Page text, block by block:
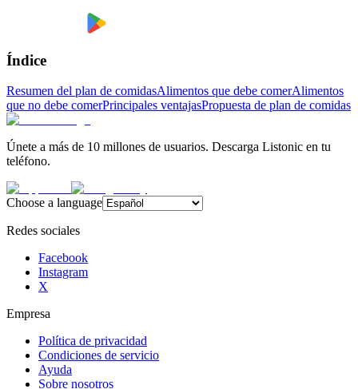
Índice
Resumen del plan de comidasAlimentos que debe comerAlimentos
que no debe comerPrincipales ventajasPropuesta de plan de comidas
Únete a más de 10 millones de usuarios. Descarga Listonic en tu
teléfono.
Choose a language
Redes sociales
Facebook
Instagram
X
Empresa
Política de privacidad
Condiciones de servicio
Ayuda
Sobre nosotros